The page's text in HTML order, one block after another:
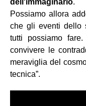
Possiamo allora
che gli eventi dello
tutti possiamo
convivere le
meraviglia del
tecnica”.